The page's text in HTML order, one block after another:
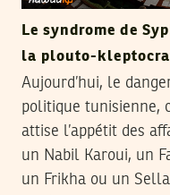
Le syndrome de
la plouto-
Aujourd’hui, le
politique tunisienne,
attise l’appétit des
un Nabil Karoui, un
un Frikha ou un